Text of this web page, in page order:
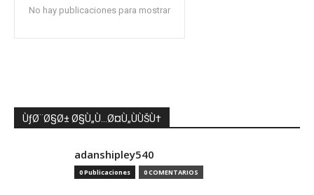
No hay publicaciones para mostrar
ÙƒØ¨Ø§Ø± Ø§Ù„Ù…Ø¤Ù„ÙÙŠÙ†
adanshipley540
0 Publicaciones 0 COMENTARIOS